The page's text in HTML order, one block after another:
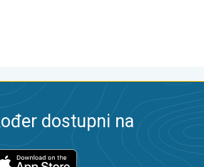
dostupni na